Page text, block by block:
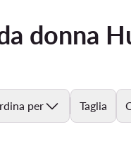
donna
per Taglia